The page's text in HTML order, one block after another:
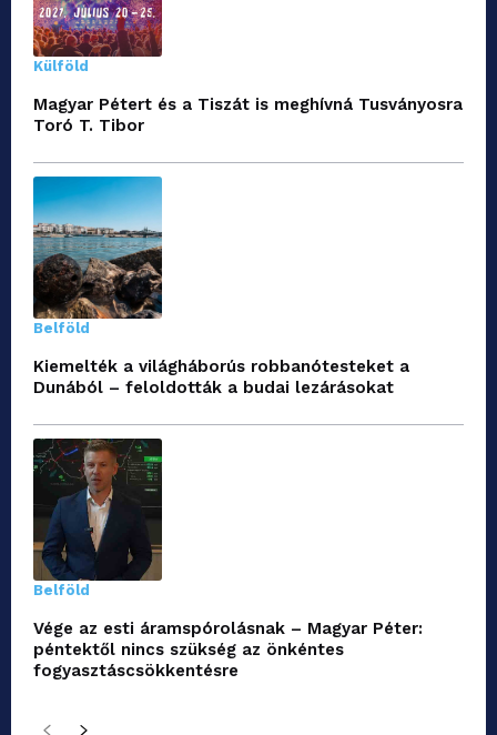
Külföld
Magyar Pétert és a Tiszát is meghívná Tusványosra
Toró T. Tibor
Belföld
Kiemelték a világháborús robbanótesteket a
Dunából – feloldották a budai lezárásokat
Belföld
Vége az esti áramspórolásnak – Magyar Péter:
péntektől nincs szükség az önkéntes
fogyasztáscsökkentésre